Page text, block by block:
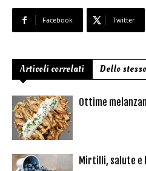
Facebook Twitter
Articoli correlati Dello
Ottime
Mirtilli, salute e